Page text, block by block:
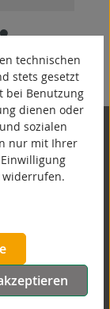
32 ­- 38
- 0
unser
.
technischen
stets gesetzt
bei Benutzung
dienen oder
sozialen
nur mit Ihrer
widerrufen.